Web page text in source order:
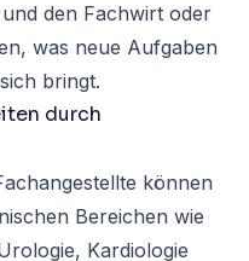
den Fachwirt oder
was neue Aufgaben
bringt.
durch
können
Bereichen wie
Kardiologie